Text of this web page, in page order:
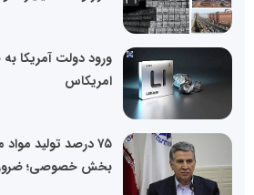
ورود دولت آمریکا
امریکاس
۷۵ درصد تولید
بخش خصوصی؛